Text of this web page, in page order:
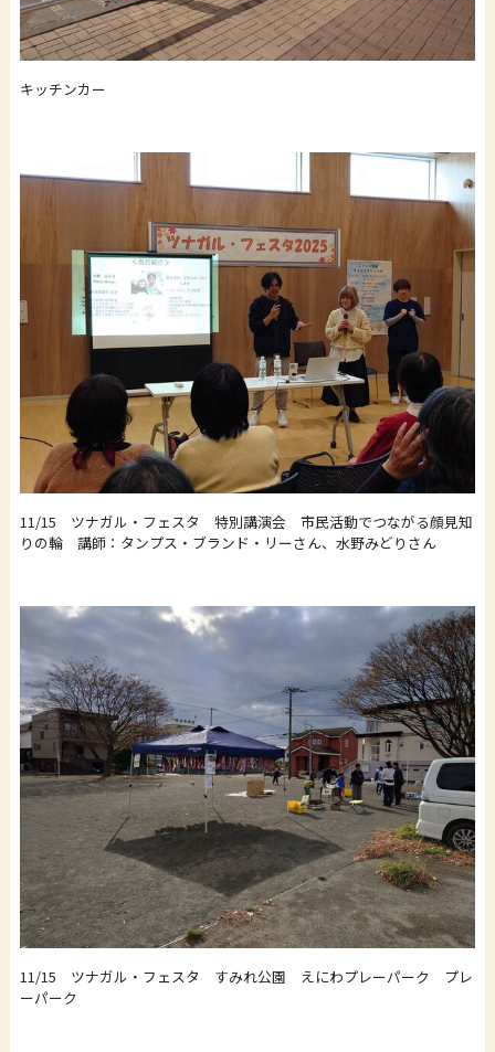
キッチンカー
11/15 ツナガル・フェスタ 特別講演会 市民活動でつながる顔見知
りの輪 講師：タンプス・ブランド・リーさん、水野みどりさん
11/15 ツナガル・フェスタ すみれ公園 えにわプレーパーク プレ
ーパーク